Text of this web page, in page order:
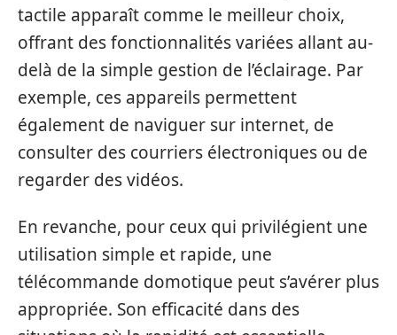
tactile apparaît comme le meilleur choix,
offrant des fonctionnalités variées allant au-
delà de la simple gestion de l’éclairage. Par
exemple, ces appareils permettent
également de naviguer sur internet, de
consulter des courriers électroniques ou de
regarder des vidéos.
En revanche, pour ceux qui privilégient une
utilisation simple et rapide, une
télécommande domotique peut s’avérer plus
appropriée. Son efficacité dans des